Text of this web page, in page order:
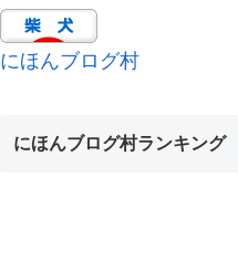
にほんブログ村
にほんブログ村ランキング